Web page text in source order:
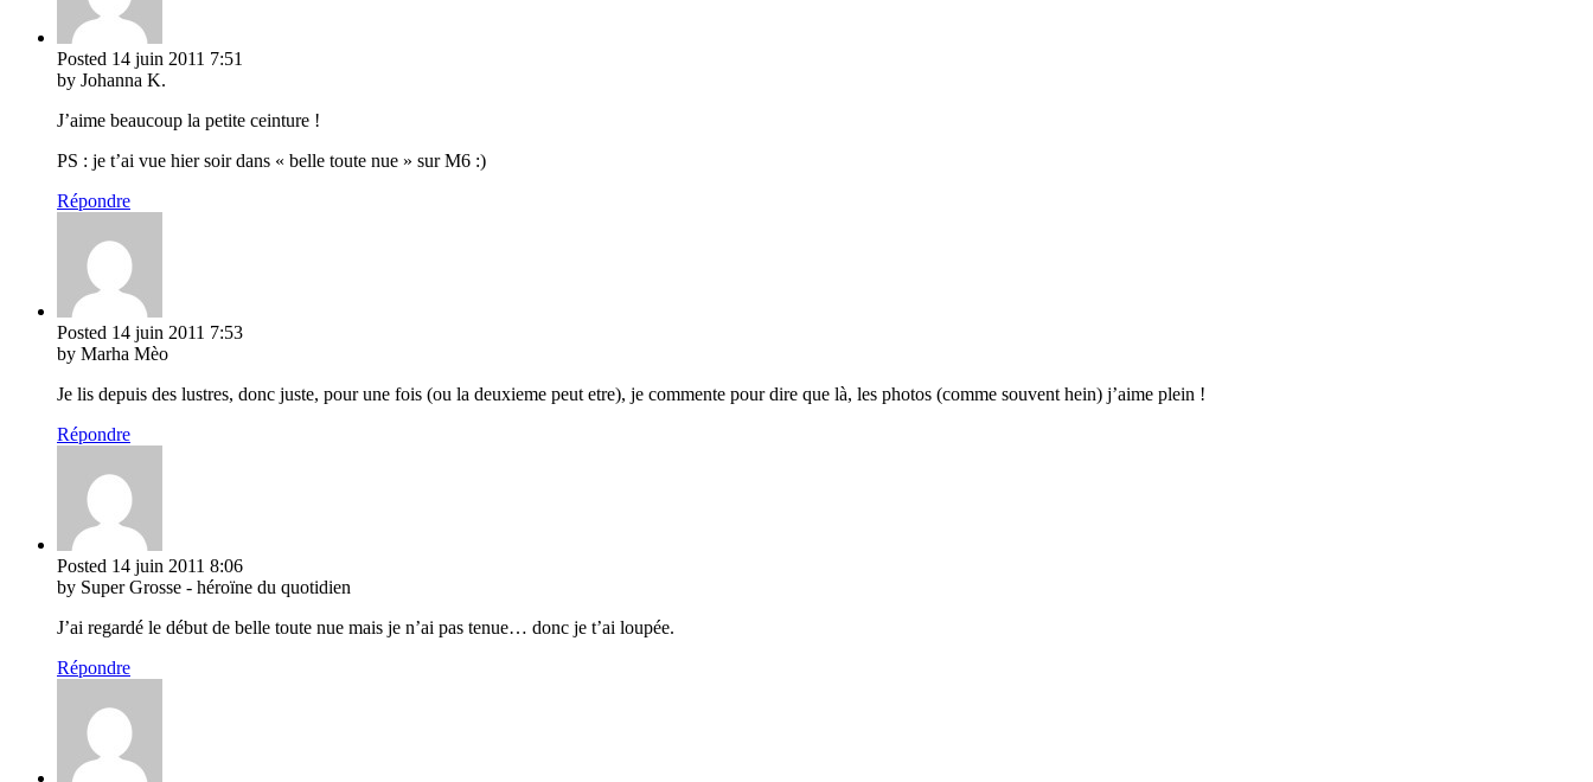
Posted 14 juin 2011 7:51
by Johanna K.
J’aime beaucoup la petite ceinture !
PS : je t’ai vue hier soir dans « belle toute nue » sur M6 :)
Répondre
Posted 14 juin 2011 7:53
by Marha Mèo
Je lis depuis des lustres, donc juste, pour une fois (ou la deuxieme peut etre), je commente pour dire que là, les photos (comme souvent hein) j’aime plein !
Répondre
Posted 14 juin 2011 8:06
by Super Grosse - héroïne du quotidien
J’ai regardé le début de belle toute nue mais je n’ai pas tenue… donc je t’ai loupée.
Répondre